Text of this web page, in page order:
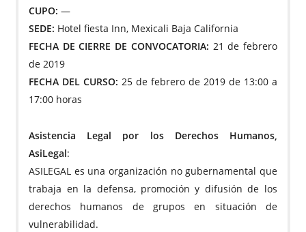
CUPO: —
SEDE: Hotel fiesta Inn, Mexicali Baja California
FECHA DE CIERRE DE CONVOCATORIA: 21 de febrero
de 2019
FECHA DEL CURSO:25 de febrero de 2019 de 13:00 a
17:00 horas
Asistencia Legal por los Derechos Humanos,
AsiLegal:
ASILEGAL es una organización no gubernamental que
trabaja en la defensa, promoción y difusión de los
derechos humanos de grupos en situación de
vulnerabilidad.